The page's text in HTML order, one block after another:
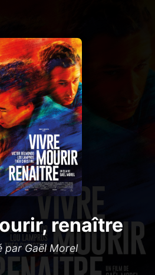
renaître
par Gaël Morel